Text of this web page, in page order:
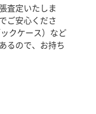
査定いたしま
ご安心くださ
クケース）など
るので、お持ち